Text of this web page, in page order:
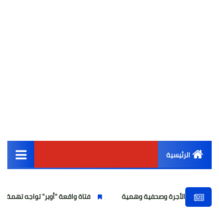
الرئيسية
أخبار مصر
وصحفية وهمية فتاة واقعة "أوبر" تواجه تهمة انتحال الصفة